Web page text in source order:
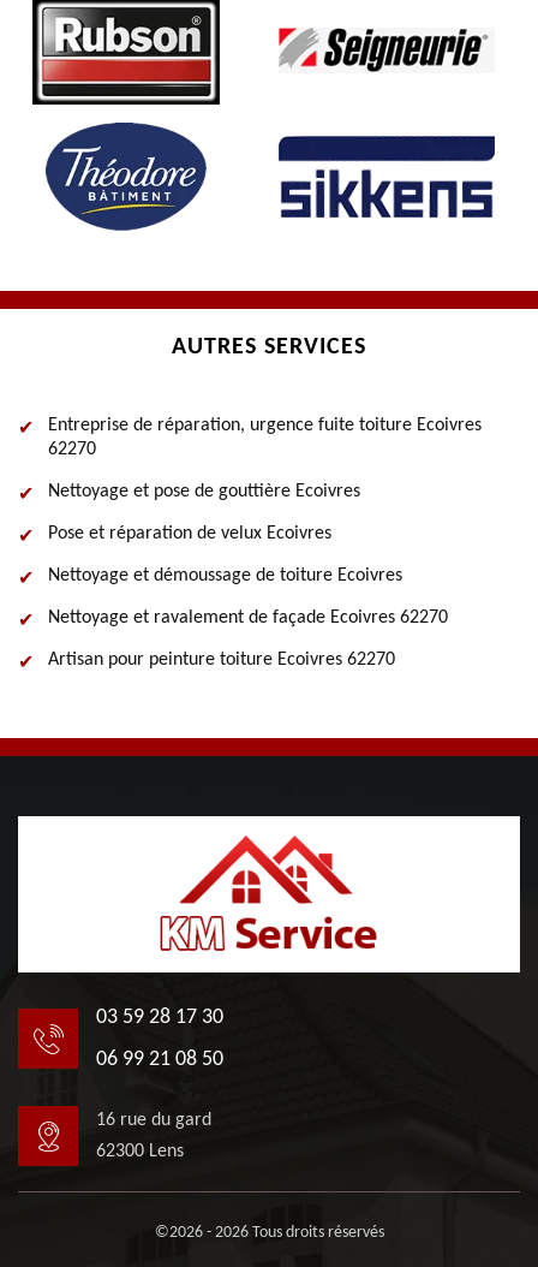
AUTRES SERVICES
Entreprise de réparation, urgence fuite toiture Ecoivres
62270
Nettoyage et pose de gouttière Ecoivres
Pose et réparation de velux Ecoivres
Nettoyage et démoussage de toiture Ecoivres
Nettoyage et ravalement de façade Ecoivres 62270
Artisan pour peinture toiture Ecoivres 62270
03 59 28 17 30
06 99 21 08 50
16 rue du gard
62300 Lens
©2026 - 2026 Tous droits réservés